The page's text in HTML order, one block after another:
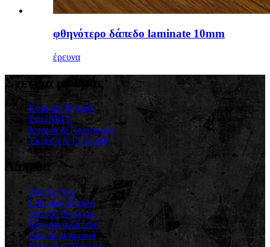
φθηνότερο δάπεδο laminate 10mm
έρευνα
Σχετικά με εμάς
Εταιρικό Προφίλ
Γιατί ΔΕΓΕ
Ιστορία & Πολιτισμός
Έκθεση & Επίσκεψη
Δάπεδα
Δάπεδο Spc
Laminate δάπεδα
Δάπεδο βινυλίου
Μηχανικά Δάπεδα
Δάπεδο μπαμπού